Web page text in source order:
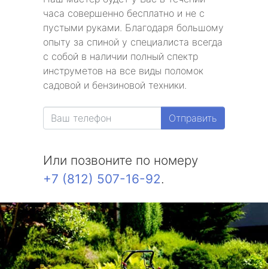
часа совершенно бесплатно и не с
пустыми руками. Благодаря большому
опыту за спиной у специалиста всегда
с собой в наличии полный спектр
инструметов на все виды поломок
садовой и бензиновой техники.
Отправить
Или позвоните по номеру
+7 (812) 507-16-92.